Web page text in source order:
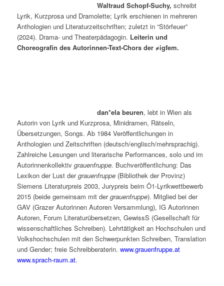
Waltraud Schopf-Suchy, schreibt
Lyrik, Kurzprosa und Dramolette; Lyrik erschienen in mehreren
Anthologien und Literaturzeitschriften; zuletzt in “Störfeuer”
(2024). Drama- und Theaterpädagogin. Leiterin und
Choreografin des Autorinnen-Text-Chors der ≠igfem.
dan*ela beuren, lebt in Wien als
Autorin von Lyrik und Kurzprosa, Minidramen, Rätseln,
Übersetzungen, Songs. Ab 1984 Veröffentlichungen in
Anthologien und Zeitschriften (deutsch/englisch/mehrsprachig).
Zahlreiche Lesungen und literarische Performances, solo und im
Autorinnenkollektiv grauenfruppe. Buchveröffentlichung: Das
Lexikon der Lust dergrauenfruppe(Bibliothek der Provinz)
Siemens Literaturpreis 2003, Jurypreis beim Ö1-Lyrikwettbewerb
2015 (beide gemeinsam mit dergrauenfruppe). Mitglied bei der
GAV (Grazer Autorinnen Autoren Versammlung), IG Autorinnen
Autoren, Forum Literaturübersetzen, GewissS (Gesellschaft für
wissenschaftliches Schreiben). Lehrtätigkeit an Hochschulen und
Volkshochschulen mit den Schwerpunkten Schreiben, Translation
und Gender; freie Schreibberaterin. www.grauenfruppe.at
www.sprach-raum.at.